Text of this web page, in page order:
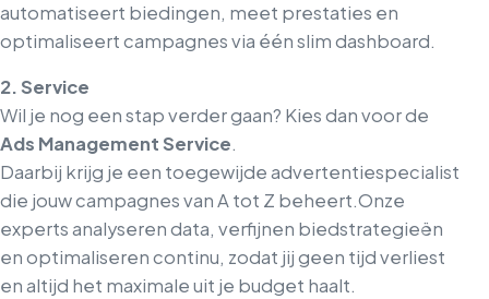
automatiseert biedingen, meet prestaties en
optimaliseert campagnes via één slim dashboard.
2. Service
Wil je nog een stap verder gaan? Kies dan voor de
Ads Management Service.
Daarbij krijg je een toegewijde advertentiespecialist
die jouw campagnes van A tot Z beheert.Onze
experts analyseren data, verfijnen biedstrategieën
en optimaliseren continu, zodat jij geen tijd verliest
en altijd het maximale uit je budget haalt.